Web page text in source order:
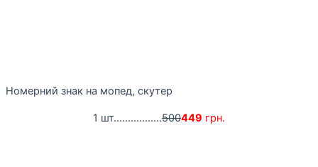
Номерний знак на мопед, скутер
1 шт.................500449 грн.